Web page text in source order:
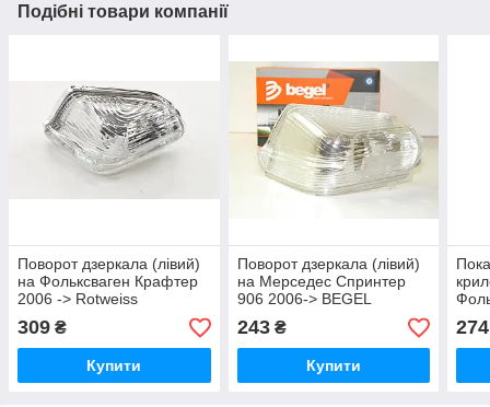
Подібні товари компанії
Поворот дзеркала (лівий)
на Фольксваген Крафтер
2006 -> Rotweiss
(Туреччина) RW82011
309 ₴
Купити
Поворот дзеркала (лівий)
на Мерседес Спринтер
906 2006-> BEGEL
(Німеччина) BG82071L
243₴
Купити
274